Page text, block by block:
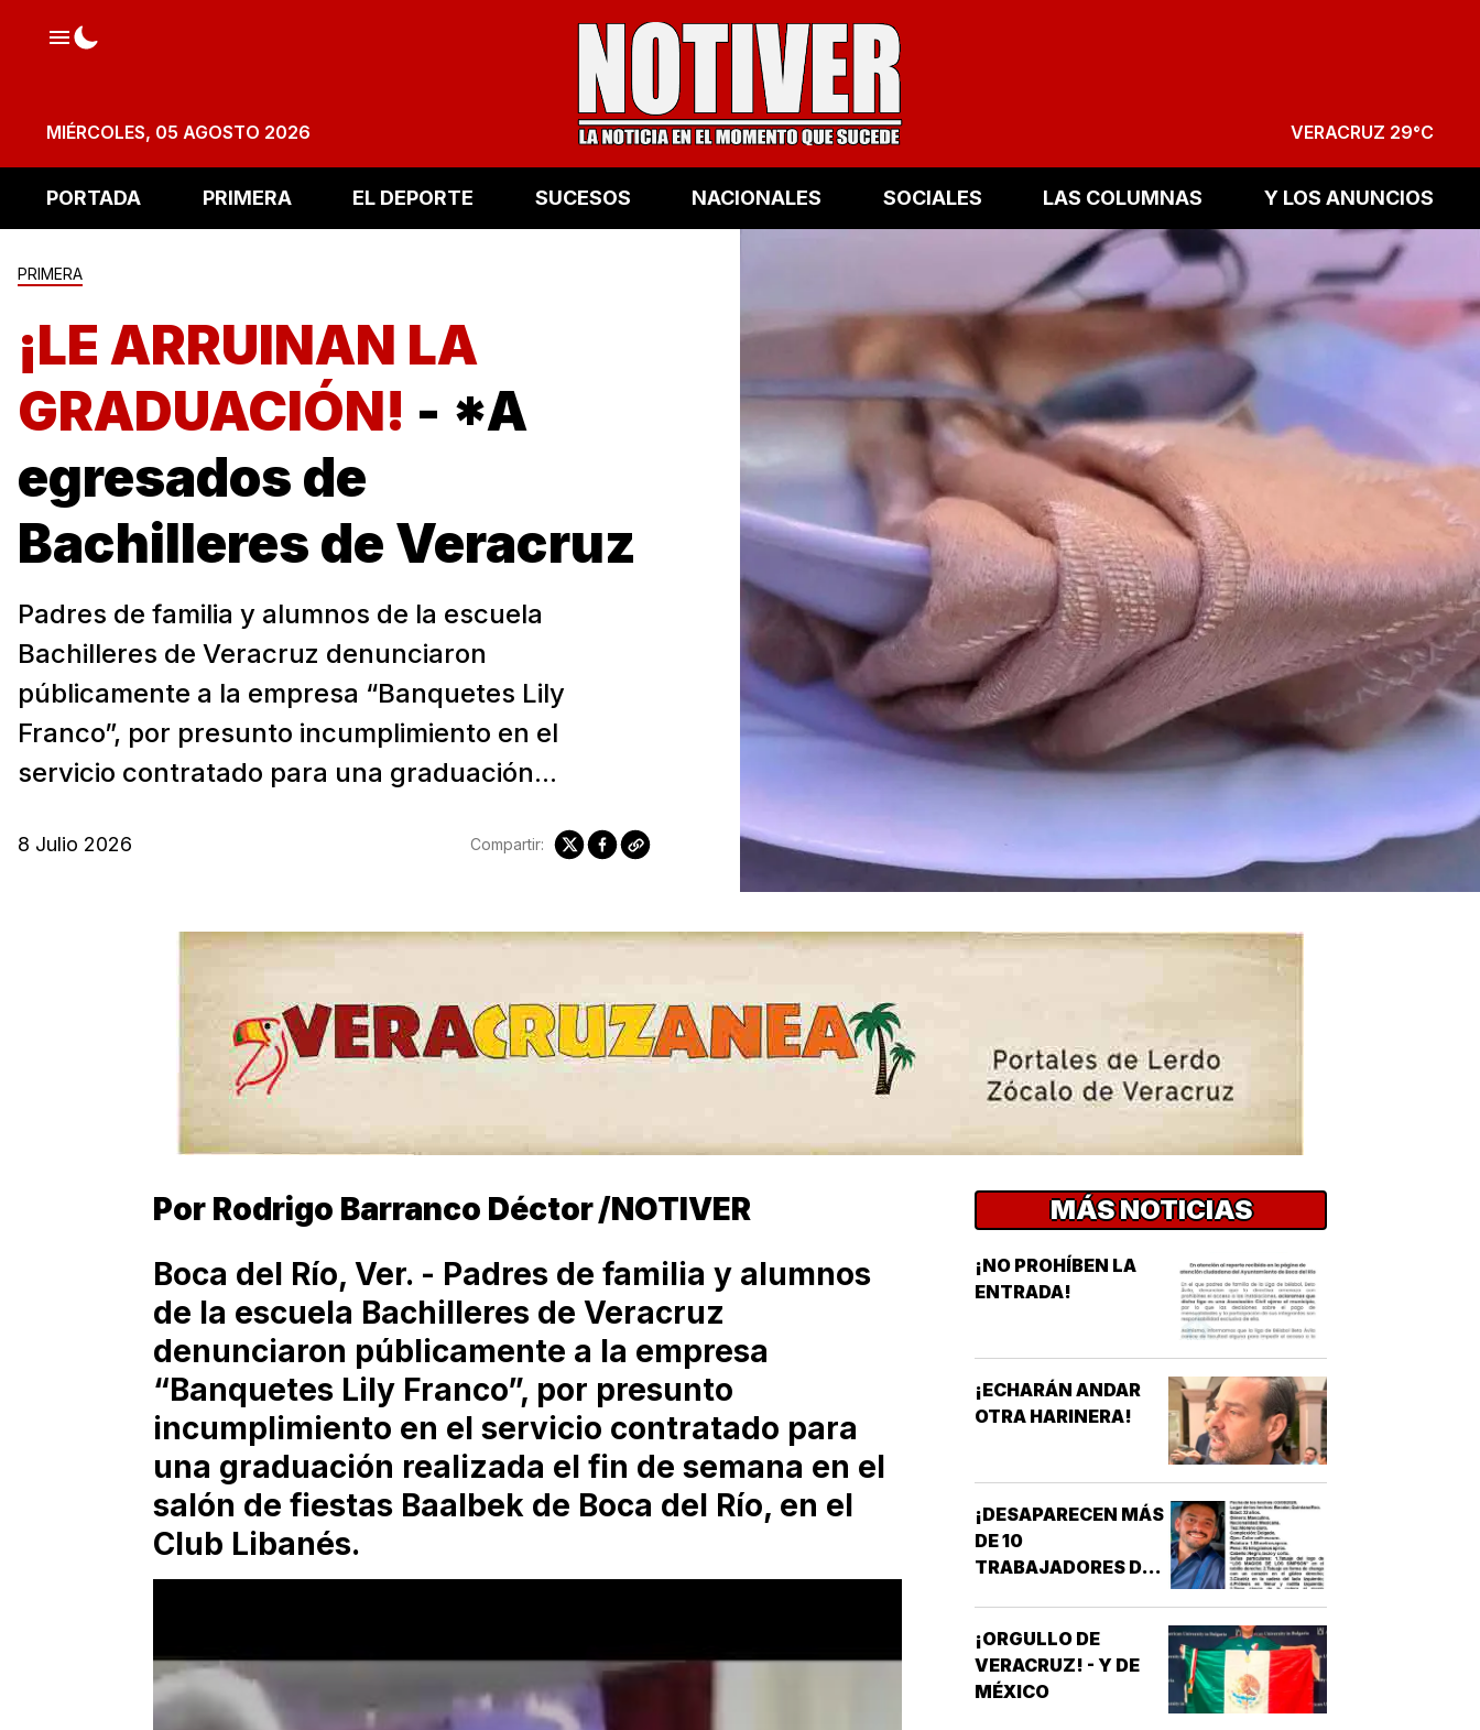
MIÉRCOLES, 05 AGOSTO 2026 VERACRUZ 29°C
PORTADA PRIMERA EL DEPORTE SUCESOS NACIONALES SOCIALES LAS COLUMNAS Y LOS ANUNCIOS
PRIMERA
¡LE ARRUINAN LA
GRADUACIÓN! - *A
egresados de
Bachilleres de Veracruz
Padres de familia y alumnos de la escuela
Bachilleres de Veracruz denunciaron
públicamente a la empresa “Banquetes Lily
Franco”, por presunto incumplimiento en el
servicio contratado para una graduación...
8 Julio 2026 Compartir:
Por Rodrigo Barranco Déctor /NOTIVER
Boca del Río, Ver. - Padres de familia y alumnos
de la escuela Bachilleres de Veracruz
denunciaron públicamente a la empresa
“Banquetes Lily Franco”, por presunto
incumplimiento en el servicio contratado para
una graduación realizada el fin de semana en el
salón de fiestas Baalbek de Boca del Río, en el
Club Libanés.
MÁS NOTICIAS
¡NO PROHÍBEN LA
ENTRADA!
¡ECHARÁN ANDAR
OTRA HARINERA!
¡DESAPARECEN MÁS
DE 10
TRABAJADORES DEL
DESAPARICIÓN
MASIVA
¡ORGULLO DE
VERACRUZ! - Y DE
MÉXICO